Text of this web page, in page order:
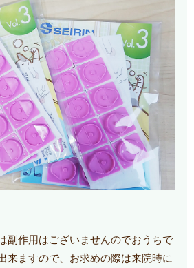
副作用はございませんのでおうちで
来ますので、お求めの際は来院時に